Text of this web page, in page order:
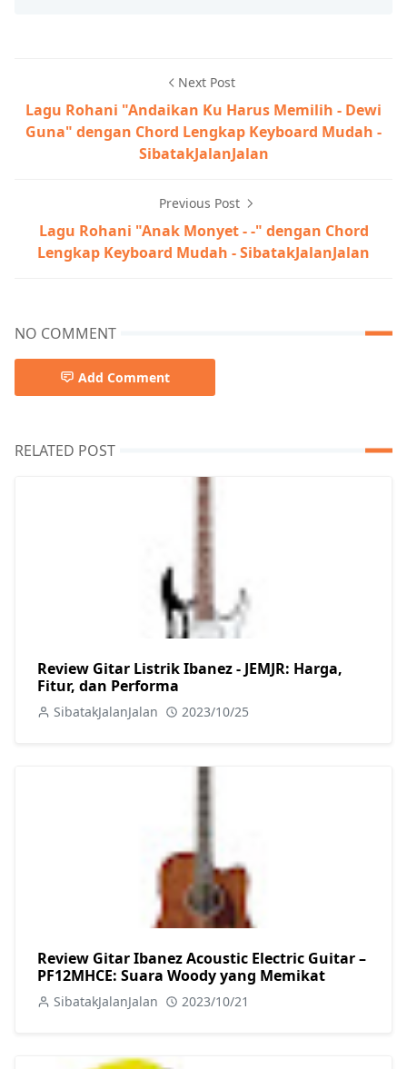
Next Post
Lagu Rohani "Andaikan Ku Harus Memilih - Dewi
Guna" dengan Chord Lengkap Keyboard Mudah -
SibatakJalanJalan
Previous Post
Lagu Rohani "Anak Monyet - -" dengan Chord
Lengkap Keyboard Mudah - SibatakJalanJalan
NO COMMENT
Add Comment
RELATED POST
Review Gitar Listrik Ibanez - JEMJR: Harga,
Fitur, dan Performa
SibatakJalanJalan 2023/10/25
Review Gitar Ibanez Acoustic Electric Guitar –
PF12MHCE: Suara Woody yang Memikat
SibatakJalanJalan 2023/10/21